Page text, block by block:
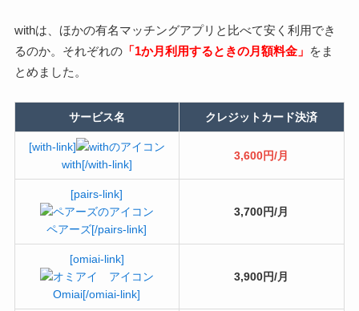
withは、ほかの有名マッチングアプリと比べて安く利用でき
るのか。それぞれの「1か月利用するときの月額料金」 をま
とめました。
サービス名 クレジットカード決済
[with-link]
with[/with-link]
3,600円/月
[pairs-link]
ペアーズ[/pairs-link]
3,700円/月
[omiai-link]
Omiai[/omiai-link]
3,900円/月